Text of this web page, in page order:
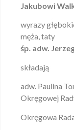
Jakubowi
wyrazy
męża, taty
śp. adw.
składają
adw. Paulina
Okręgowej
Okręgowa